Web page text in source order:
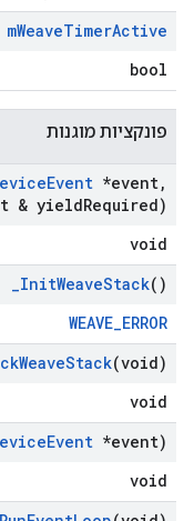
mWeaveTimerActive
bool
פונקציות מוגנות
Event *event,
t & yieldRequired)
void
_InitWeaveStack()
WEAVE_ERROR
WeaveStack(void)
void
Event *event)
void